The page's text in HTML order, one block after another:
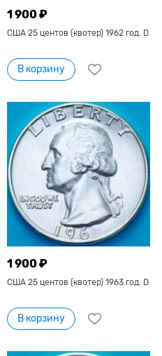
1 900 ₽
США 25 центов (квотер) 1962 год. D
В корзину
1 900 ₽
США 25 центов (квотер) 1963 год. D
В корзину